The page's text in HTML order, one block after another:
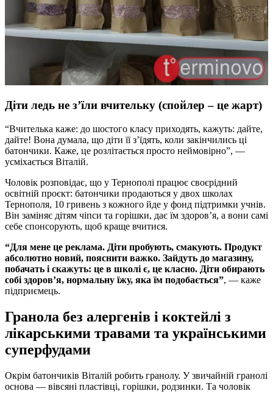
Діти ледь не з’їли вчительку (спойлер – це жарт)
“Вчителька каже: до шостого класу приходять, кажуть: дайте,
дайте! Вона думала, що діти її з’їдять, коли закінчились ці
батончики. Каже, це розлітається просто неймовірно”, —
усміхається Віталій.
Чоловік розповідає, що у Тернополі працює своєрідний
освітній проєкт: батончики продаються у двох школах
Тернополя, 10 гривень з кожного йде у фонд підтримки учнів.
Він заміняє дітям чіпси та горішки, дає їм здоров’я, а вони самі
себе спонсорують, щоб краще вчитися.
“Для мене це реклама. Діти пробують, смакують. Продукт
абсолютно новий, пояснити важко. Зайдуть до магазину,
побачать і скажуть: це в школі є, це класно. Діти обирають
собі здоров’я, нормальну їжу, яка їм подобається”, — каже
підприємець.
Гранола без алергенів і коктейлі з
лікарськими травами та українськими
суперфудами
Окрім батончиків Віталій робить гранолу. У звичайній гранолі
основа — вівсяні пластівці, горішки, родзинки. Та чоловік